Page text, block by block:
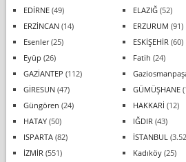
EDİRNE(49) ELAZIĞ(52)
ERZİNCAN(14) ERZURUM (91)
Esenler(25) ESKİŞEHİR (60)
Eyüp (26) Fatih (24)
GAZİANTEP (112)
GİRESUN(47) GÜMÜŞHANE
Güngören (24) HAKKARİ (12)
HATAY(50) IĞDIR (43)
ISPARTA(82) İSTANBUL
İZMİR (551) Kadıköy(25)